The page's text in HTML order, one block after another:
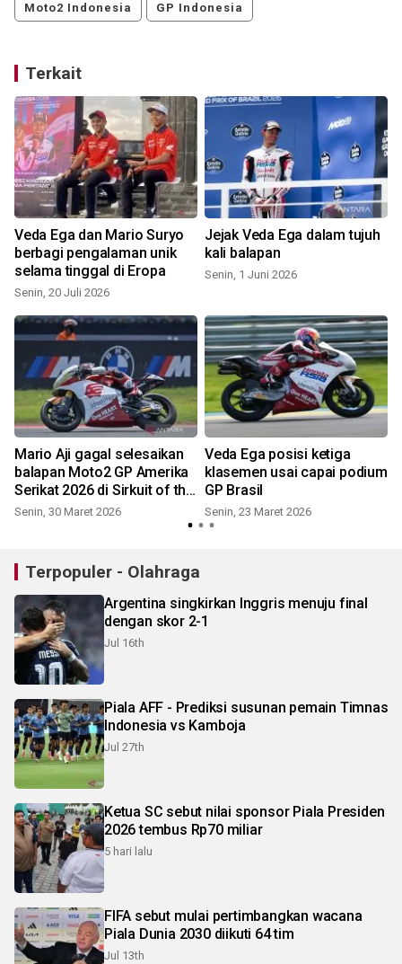
Moto2 Indonesia GP Indonesia
Terkait
Veda Ega dan Mario Suryo
berbagi pengalaman unik
selama tinggal di Eropa
Senin, 20 Juli 2026
Jejak Veda Ega dalam tujuh
kali balapan
Senin, 1 Juni 2026
Mario Aji gagal selesaikan
balapan Moto2 GP Amerika
Serikat 2026 di Sirkuit of the
Americas
Senin, 30 Maret 2026
Veda Ega posisi ketiga
klasemen usai capai podium
GP Brasil
Senin, 23 Maret 2026
Terpopuler - Olahraga
Argentina singkirkan Inggris menuju final
dengan skor 2-1
Jul 16th
Piala AFF - Prediksi susunan pemain Timnas
Indonesia vs Kamboja
Jul 27th
Ketua SC sebut nilai sponsor Piala Presiden
2026 tembus Rp70 miliar
5 hari lalu
FIFA sebut mulai pertimbangkan wacana
Piala Dunia 2030 diikuti 64 tim
Jul 13th